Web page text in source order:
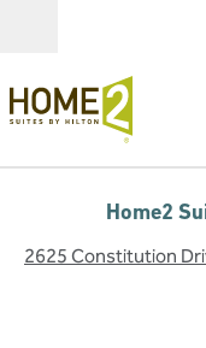
Home2
2625 Constitution